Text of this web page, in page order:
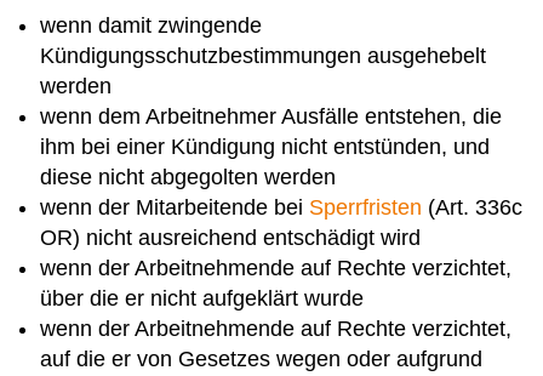
wenn damit zwingende
Kündigungsschutzbestimmungen ausgehebelt
werden
wenn dem Arbeitnehmer Ausfälle entstehen, die
ihm bei einer Kündigung nicht entstünden, und
diese nicht abgegolten werden
wenn der Mitarbeitende bei Sperrfristen (Art. 336c
OR) nicht ausreichend entschädigt wird
wenn der Arbeitnehmende auf Rechte verzichtet,
über die er nicht aufgeklärt wurde
wenn der Arbeitnehmende auf Rechte verzichtet,
auf die er von Gesetzes wegen oder aufgrund